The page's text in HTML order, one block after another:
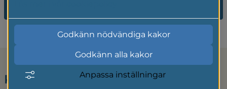
Kontakta kommunen
Godkänn nödvändiga kakor
Godkänn alla kakor
Anpassa inställningar